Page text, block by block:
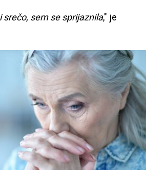
srečo, sem se sprijaznila," je